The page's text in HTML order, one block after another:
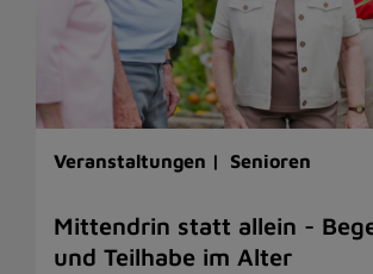
Veranstaltungen | Senioren
Mittendrin statt allein -
und Teilhabe im Alter